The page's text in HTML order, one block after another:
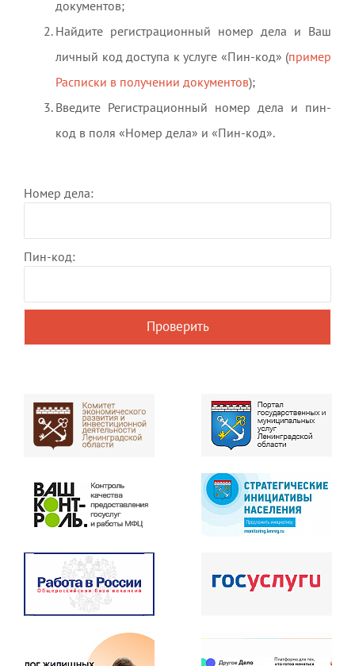
документов;
Найдите регистрационный номер дела и Ваш
личный код доступа к услуге «Пин-код» (пример
Расписки в получении документов);
Введите Регистрационный номер дела и пин-
код в поля «Номер дела» и «Пин-код».
Номер дела:
Пин-код: